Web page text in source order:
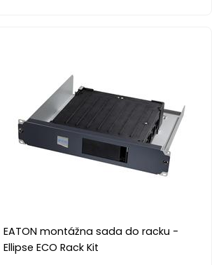
EATON montážna sada do racku -
Ellipse ECO Rack Kit